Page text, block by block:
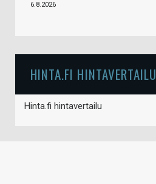
6.8.2026
HINTA.FI HINTAVERTAILU
Hinta.fi hintavertailu